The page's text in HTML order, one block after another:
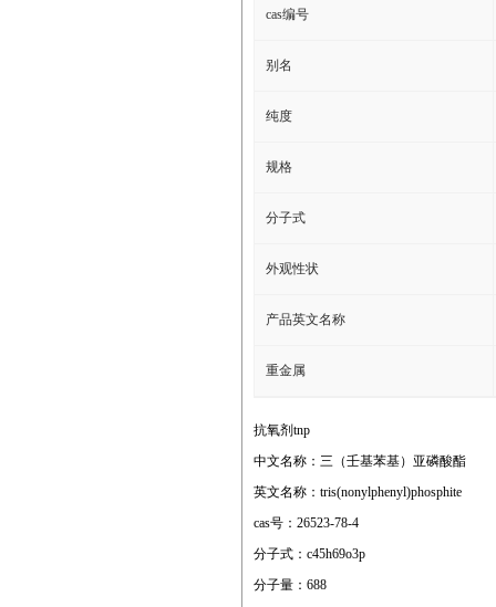
cas编号
别名
纯度
规格
分子式
外观性状
产品英文名称
重金属
抗氧剂tnp
中文名称：三（壬基苯基）亚磷酸酯
英文名称：tris(nonylphenyl)phosphite
cas号：26523-78-4
分子式：c45h69o3p
分子量：688